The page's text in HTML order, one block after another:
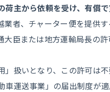
荷主から依頼を受け、有償
者、チャーター便を提供
臣または地方運輸局長の
扱いとなり、この許可は
運送事業」の届出制度が